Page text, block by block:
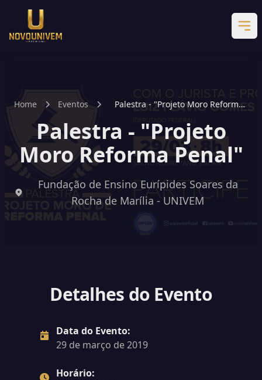
Home Eventos
Palestra - "Projeto Moro Reforma
Palestra - "Projeto
Moro Reforma Penal"
Fundação de Ensino Eurípides Soares da
Rocha de Marília - UNIVEM
Detalhes do Evento
Data do Evento:
29 de março de 2019
Horário: